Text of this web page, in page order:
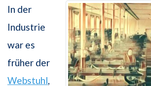
In der
Industrie
war es
früher der
Webstuhl